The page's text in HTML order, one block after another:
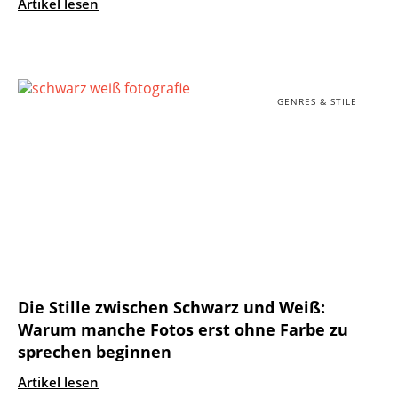
GENRES & STILE
Die Stille zwischen Schwarz und Weiß:
Warum manche Fotos erst ohne Farbe zu
sprechen beginnen
Artikel lesen